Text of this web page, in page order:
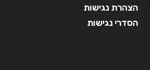
הצהרת נגישות
הסדרי נגישות